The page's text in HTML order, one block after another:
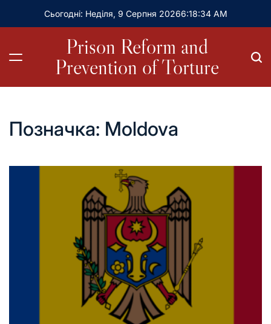
Сьогодні: Неділя, 9 Серпня 20266:18:35 AM
Prison Reform and
Prevention of Torture
Позначка: Moldova